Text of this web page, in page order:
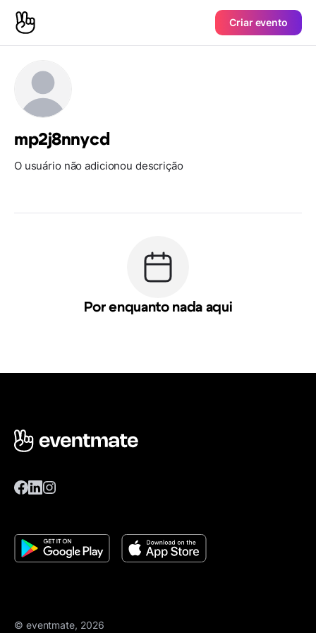
Criar evento
mp2j8nnycd
O usuário não adicionou descrição
Por enquanto nada aqui
© eventmate, 2026